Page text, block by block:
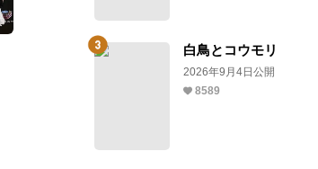
白鳥とコウモリ
2026年9月4日公開
8589